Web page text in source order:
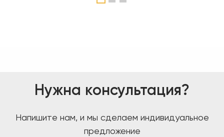
Нужна консультация?
Напишите нам, и мы сделаем индивидуальное
предложение